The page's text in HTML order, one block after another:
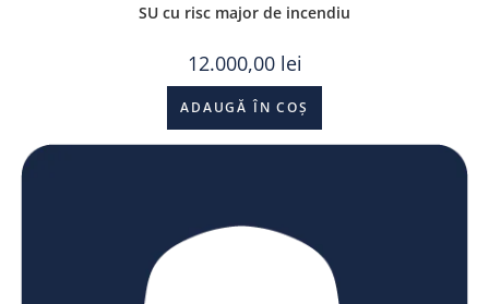
SU cu risc major de incendiu
12.000,00 lei
ADAUGĂ ÎN COȘ